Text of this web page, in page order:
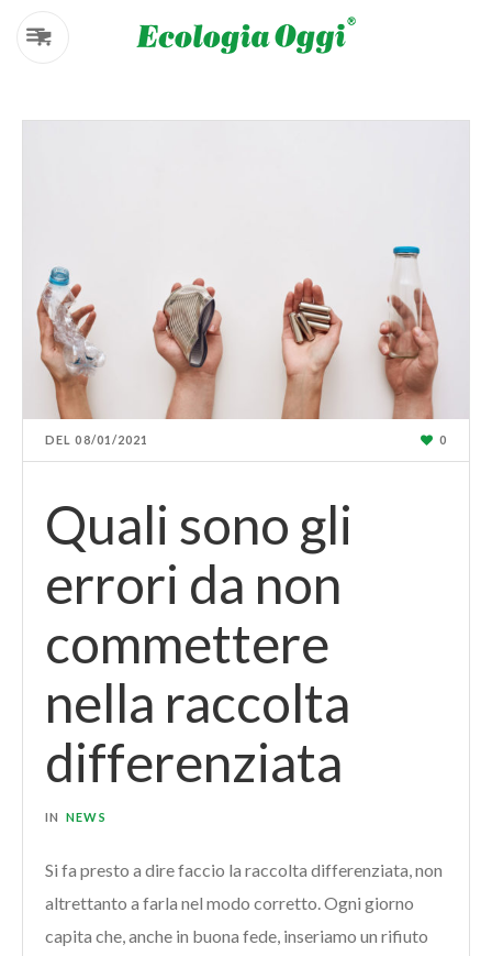
DEL08/01/2021 0
Quali sono gli
errori da non
commettere
nella raccolta
differenziata
IN NEWS
Si fa presto a dire faccio la raccolta differenziata, non
altrettanto a farla nel modo corretto. Ogni giorno
capita che, anche in buona fede, inseriamo un rifiuto